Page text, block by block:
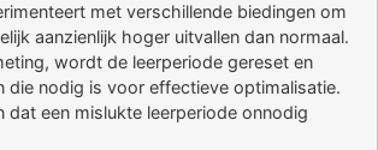
met verschillende biedingen om
aanzienlijk hoger uitvallen dan normaal.
wordt de leerperiode gereset en
die nodig is voor effectieve optimalisatie.
een mislukte leerperiode onnodig